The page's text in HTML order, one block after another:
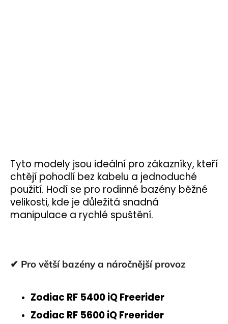
Tyto modely jsou ideální pro zákazníky, kteří
chtějí pohodlí bez kabelu a jednoduché
použití. Hodí se pro rodinné bazény běžné
velikosti, kde je důležitá snadná
manipulace a rychlé spuštění.
✔ Pro větší bazény a náročnější provoz
Zodiac RF 5400 iQ Freerider
Zodiac RF 5600 iQ Freerider